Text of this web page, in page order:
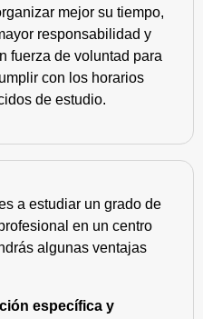
mejor su tiempo,
responsabilidad y
fuerza de voluntad para
con los horarios
de estudio.
a estudiar un grado de
en un centro
algunas ventajas
específica y